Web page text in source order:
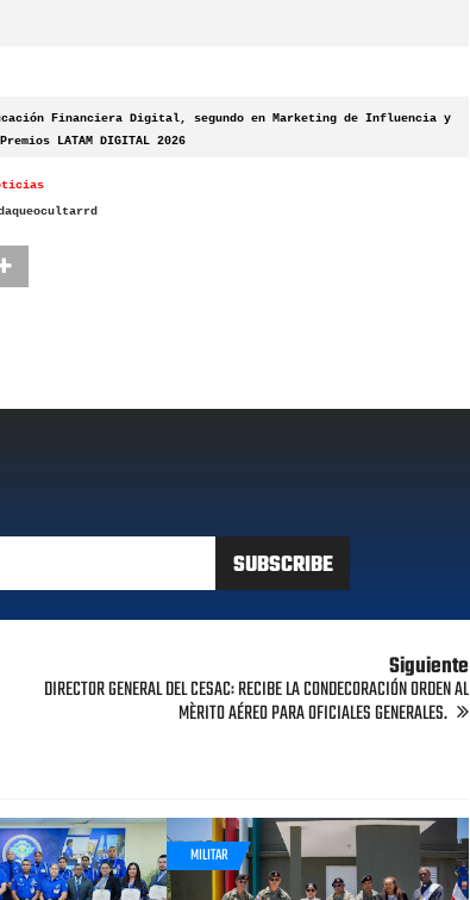
Financiera Digital, segundo en Marketing de Influencia y
LATAM DIGITAL 2026
Siguiente
DIRECTOR GENERAL DEL CESAC: RECIBE LA CONDECORACIÓN ORDEN AL
MÈRITO AÉREO PARA OFICIALES GENERALES.
MILITAR